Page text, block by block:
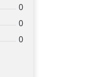
0
0
0